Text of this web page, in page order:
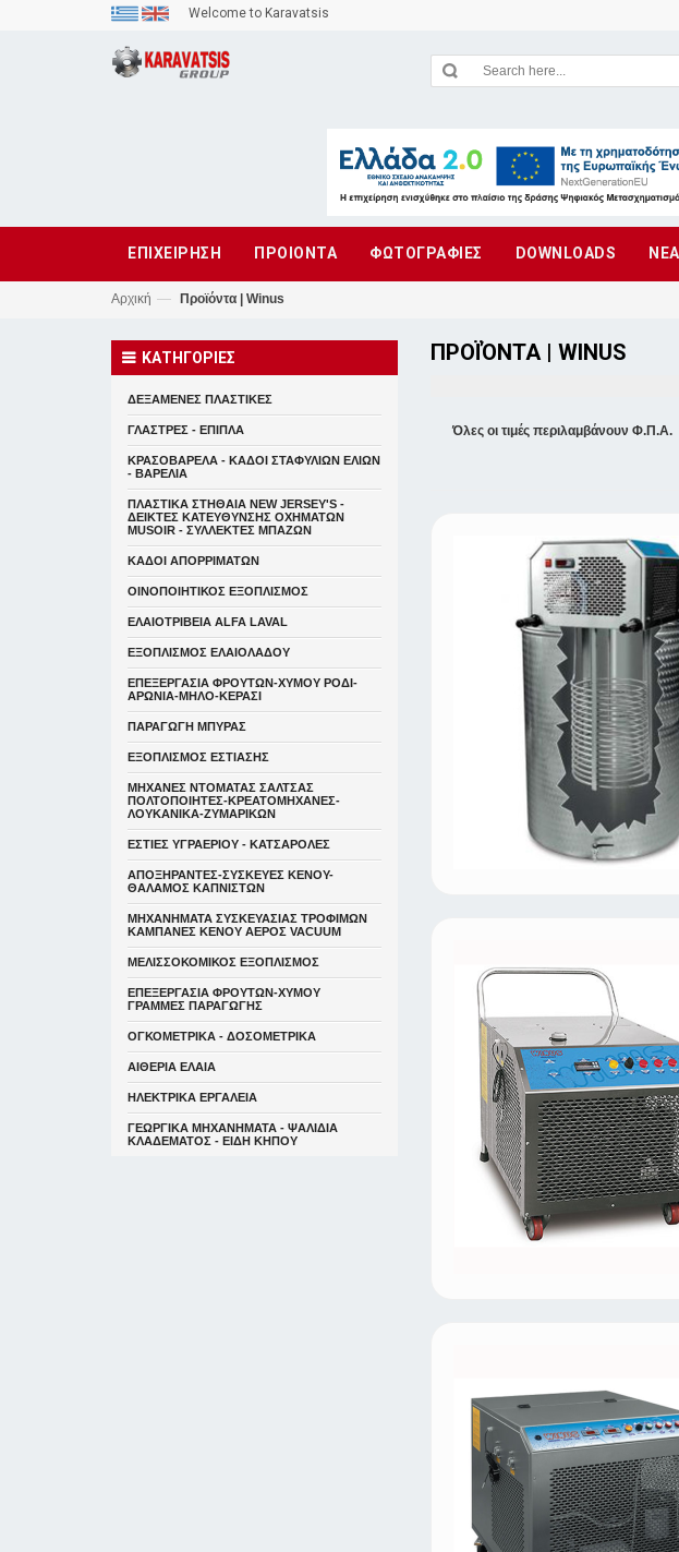
Welcome to Karavatsis
ΕΠΙΧΕΙΡΗΣΗ ΠΡΟΙΟΝΤΑ ΦΩΤΟΓΡΑΦΙΕΣ DOWNLOADS
Αρχική — Προϊόντα | Winus
ΠΡΟΪΌΝΤΑ | WINUS
Όλες οι τιμές περιλαμβάνουν Φ.Π.Α.
ΚΑΤΗΓΟΡΙΕΣ
ΔΕΞΑΜΕΝΕΣ ΠΛΑΣΤΙΚΕΣ
ΓΛΑΣΤΡΕΣ - ΕΠΙΠΛΑ
ΚΡΑΣΟΒΑΡΕΛΑ - ΚΑΔΟΙ ΣΤΑΦΥΛΙΩΝ ΕΛΙΩΝ
- ΒΑΡΕΛΙΑ
ΠΛΑΣΤΙΚΑ ΣΤΗΘΑΙΑ NEW JERSEY'S -
ΔΕΙΚΤΕΣ ΚΑΤΕΥΘYΝΣΗΣ ΟΧΗΜΑΤΩΝ
MUSOIR - ΣΥΛΛΕΚΤΕΣ ΜΠΑΖΩΝ
ΚΑΔΟΙ ΑΠΟΡΡΙΜΑΤΩΝ
ΟΙΝΟΠΟΙΗΤΙΚΟΣ ΕΞΟΠΛΙΣΜΟΣ
ΕΛΑΙΟΤΡΙΒΕΙΑ ALFA LAVAL
ΕΞΟΠΛΙΣΜΟΣ ΕΛΑΙΟΛΑΔΟΥ
ΕΠΕΞΕΡΓΑΣΙΑ ΦΡΟΥΤΩΝ-ΧΥΜΟΥ ΡΟΔΙ-
ΑΡΩΝΙΑ-ΜΗΛΟ-ΚΕΡΑΣΙ
ΠΑΡΑΓΩΓΗ ΜΠΥΡΑΣ
ΕΞΟΠΛΙΣΜΟΣ ΕΣΤΙΑΣΗΣ
ΜΗΧΑΝΕΣ ΝΤΟΜΑΤΑΣ ΣΑΛΤΣΑΣ
ΠΟΛΤΟΠΟΙΗΤΕΣ-ΚΡΕΑΤΟΜΗΧΑΝΕΣ-
ΛΟΥΚΑΝΙΚΑ-ΖΥΜΑΡΙΚΩΝ
ΕΣΤΙΕΣ ΥΓΡΑΕΡΙΟΥ - ΚΑΤΣΑΡΟΛΕΣ
ΑΠΟΞΗΡΑΝΤΕΣ-ΣΥΣΚΕΥΕΣ ΚΕΝΟΥ-
ΘΑΛΑΜΟΣ ΚΑΠΝΙΣΤΩΝ
ΜΗΧΑΝΗΜΑΤΑ ΣΥΣΚΕΥΑΣΙΑΣ ΤΡΟΦΙΜΩΝ
ΚΑΜΠΑΝΕΣ ΚΕΝΟΥ ΑΕΡΟΣ VACUUM
ΜΕΛΙΣΣΟΚΟΜΙΚΟΣ ΕΞΟΠΛΙΣΜΟΣ
ΕΠΕΞΕΡΓΑΣΙΑ ΦΡΟΥΤΩΝ-ΧΥΜΟΥ
ΓΡΑΜΜΕΣ ΠΑΡΑΓΩΓΗΣ
ΟΓΚΟΜΕΤΡΙΚΑ - ΔΟΣΟΜΕΤΡΙΚΑ
ΑΙΘΕΡΙΑ ΕΛΑΙΑ
ΗΛΕΚΤΡΙΚΑ ΕΡΓΑΛΕΙΑ
ΓΕΩΡΓΙΚΑ ΜΗΧΑΝΗΜΑΤΑ - ΨΑΛΙΔΙΑ
ΚΛΑΔΕΜΑΤΟΣ - ΕΙΔΗ ΚΗΠΟΥ